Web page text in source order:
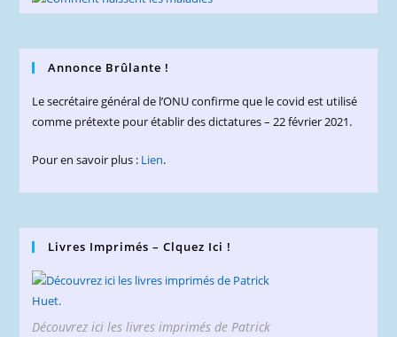
Annonce Brûlante !
Le secrétaire général de l’ONU confirme que le covid est utilisé
comme prétexte pour établir des dictatures – 22 février 2021.
Pour en savoir plus : Lien.
Livres Imprimés – Clquez Ici !
Découvrez ici les livres imprimés de Patrick